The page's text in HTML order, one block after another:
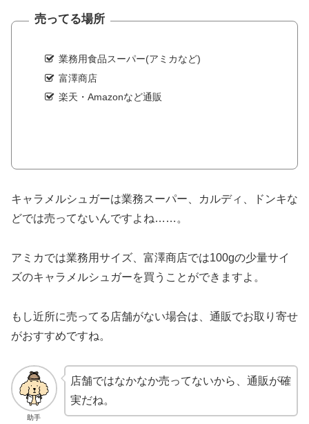
売ってる場所
業務用食品スーパー(アミカなど)
富澤商店
楽天・Amazonなど通販
キャラメルシュガーは業務スーパー、カルディ、ドンキな
どでは売ってないんですよね……。
アミカでは業務用サイズ、富澤商店では100gの少量サイ
ズのキャラメルシュガーを買うことができますよ。
もし近所に売ってる店舗がない場合は、通販でお取り寄せ
がおすすめですね。
助手
店舗ではなかなか売ってないから、通販が確
実だね。